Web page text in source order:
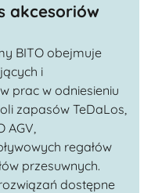
akcesoriów
BITO obejmuje
i
prac w odniesieniu
zapasów TeDaLos,
regałów
przesuwnych.
dostępne